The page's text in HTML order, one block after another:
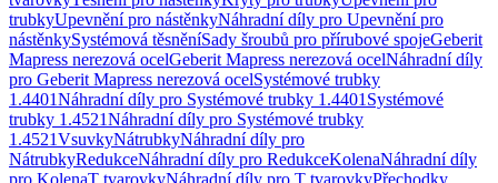
trubkyUpevnění pro nástěnkyNáhradní díly pro Upevnění pro
nástěnkySystémová těsněníSady šroubů pro přírubové spojeGeberit
Mapress nerezová ocelGeberit Mapress nerezová ocelNáhradní díly
pro Geberit Mapress nerezová ocelSystémové trubky
1.4401Náhradní díly pro Systémové trubky 1.4401 Systémové
trubky 1.4521Náhradní díly pro Systémové trubky
1.4521VsuvkyNátrubkyNáhradní díly pro
NátrubkyRedukceNáhradní díly pro RedukceKolenaNáhradní díly
pro KolenaT tvarovkyNáhradní díly pro T tvarovkyPřechodky